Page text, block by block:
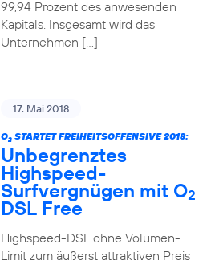
99,94 Prozent des anwesenden
Kapitals. Insgesamt wird das
Unternehmen […]
17. Mai 2018
O2STARTET FREIHEITSOFFENSIVE 2018:
Unbegrenztes
Highspeed-
Surfvergnügen mit O2
DSL Free
Highspeed-DSL ohne Volumen-
Limit zum äußerst attraktiven Preis